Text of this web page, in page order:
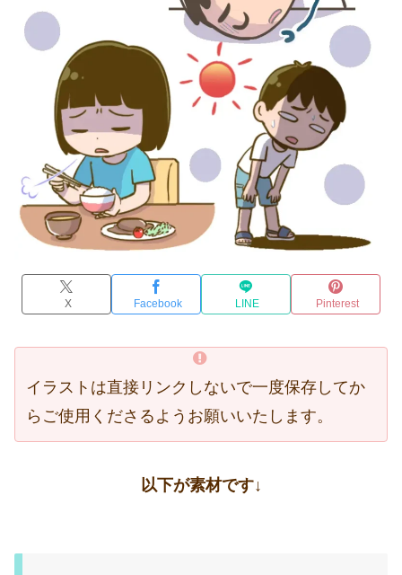
X Facebook LINE Pinterest
イラストは直接リンクしないで一度保存してか
らご使用くださるようお願いいたします。
以下が素材です↓